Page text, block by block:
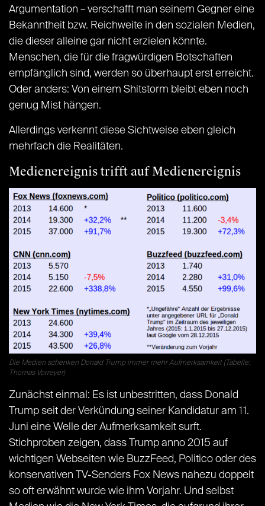
Argumentation – verschafft man seinem Gegner eine
Bekanntheit bzw. Reichweite in den sozialen Medien,
die dieser alleine gar nicht erzielen könnte.
Menschen, die für die fragwürdigen Botschaften
empfänglich sind, werden so überhaupt erst erreicht.
Oder anders: Von einem Shitstorm bleibt eben noch
genug Mist hängen.
Allerdings verkennt diese Sichtweise eben gleich
mehrfach die Realitäten.
Medienereignis trifft auf Medienereignis
Die Medien schenken Donald Trump immer mehr Aufmerksamkeit (Tabelle:
Thomas Vorreyer)
Zunächst einmal: Es ist unbestritten, dass Donald
Trump seit der Verkündung seiner Kandidatur am 11.
Juni eine Welle der Aufmerksamkeit surft.
Stichproben zeigen, dass Trump anno 2015 auf
wichtigen Webseiten wie BuzzFeed, Politico oder des
konservativen TV-Senders Fox News nahezu doppelt
so oft erwähnt wurde wie ihm Vorjahr. Und selbst